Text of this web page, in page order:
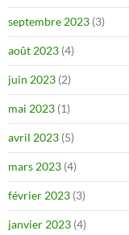
septembre 2023 (3)
août 2023 (4)
juin 2023 (2)
mai 2023 (1)
avril 2023 (5)
mars 2023 (4)
février 2023 (3)
janvier 2023 (4)